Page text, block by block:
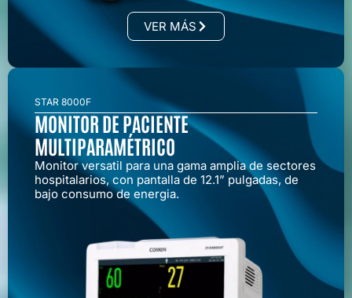
VER MÁS
STAR 8000F
MONITOR DE PACIENTE
MULTIPARAMÉTRICO
Monitor versatil para una gama amplia de sectores
hospitalarios, con pantalla de 12.1” pulgadas, de
bajo consumo de energia.